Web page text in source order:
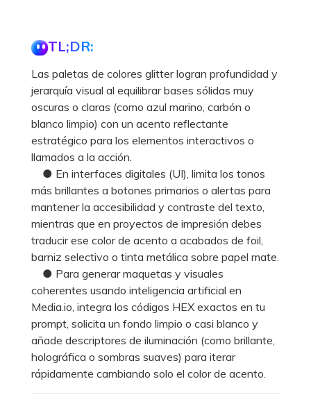
TL;DR:
Las paletas de colores glitter logran profundidad y
jerarquía visual al equilibrar bases sólidas muy
oscuras o claras (como azul marino, carbón o
blanco limpio) con un acento reflectante
estratégico para los elementos interactivos o
llamados a la acción.
● En interfaces digitales (UI), limita los tonos
más brillantes a botones primarios o alertas para
mantener la accesibilidad y contraste del texto,
mientras que en proyectos de impresión debes
traducir ese color de acento a acabados de foil,
barniz selectivo o tinta metálica sobre papel mate.
● Para generar maquetas y visuales
coherentes usando inteligencia artificial en
Media.io, integra los códigos HEX exactos en tu
prompt, solicita un fondo limpio o casi blanco y
añade descriptores de iluminación (como brillante,
holográfica o sombras suaves) para iterar
rápidamente cambiando solo el color de acento.